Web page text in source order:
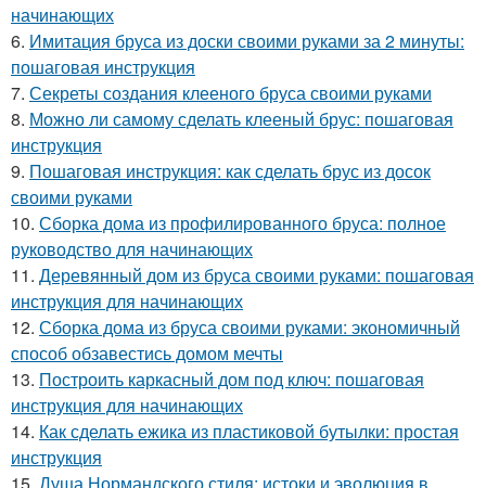
начинающих
6. Имитация бруса из доски своими руками за 2 минуты:
пошаговая инструкция
7. Секреты создания клееного бруса своими руками
8. Можно ли самому сделать клееный брус: пошаговая
инструкция
9. Пошаговая инструкция: как сделать брус из досок
своими руками
10. Сборка дома из профилированного бруса: полное
руководство для начинающих
11. Деревянный дом из бруса своими руками: пошаговая
инструкция для начинающих
12. Сборка дома из бруса своими руками: экономичный
способ обзавестись домом мечты
13. Построить каркасный дом под ключ: пошаговая
инструкция для начинающих
14. Как сделать ежика из пластиковой бутылки: простая
инструкция